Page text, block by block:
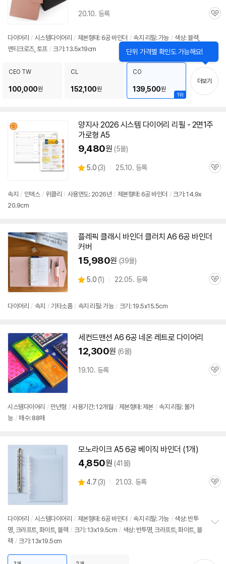
20.10. 등록
관
다이어리 / 시스템다이어리 / 제본형태: 6공바인더 / 속지 리필: 가능 / 색상: 블랙,
앤티크로즈, 토프 / 크기: 13.5x19cm
CEO TW
100,000원
CL
152,100원
1위
CO
139,500원
더보기
양지사 2026 시스템 다이어리 리필 - 2면1주
가로형 A5
9,480원 (5몰)
별
5.0 (상
3) 25.10. 등록
관
속지 / 인덱스 / 위클리 / 사용연도: 2026년 / 제본형태: 6공바인더 / 크기: 14.9x
20.9cm
플레픽 클래시 바인더 클러치 A6 6공 바인더
커버
15,980원 (39몰)
별
5.0 (상
리
1) 22.05. 등록
관
다이어리 / 속지 / 기타소품 / 속지 리필: 가능 / 크기: 19.5x15.5cm
세컨드맨션 A6 6공 네온 레트로 다이어리
12,300원 (6몰)
19.10. 등록
관
시스템다이어리 / 만년형 / 사용기간: 12개월 / 제본형태: 제본 / 속지 리필: 불가
능 / 매수: 88매
모노라이크 A5 6공 베이직 바인더 (1개)
4,850원 (41몰)
별
4.7 (상
뷰
3) 21.03. 등록
관
다이어리 / 시스템다이어리 / 제본형태: 6공바인더 / 속지 리필: 가능 / 색상: 반투
명, 크라프트, 화이트, 블랙 / 크기: 13x19.5cm / 색상: 반투명, 크라프트, 화이트, 블
랙 / 크기: 13x19.5cm